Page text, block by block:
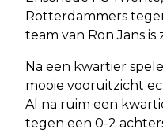
Rotterdammers
team van Ron Jans
Na een kwartier
mooie vooruitzicht
Al na ruim een
tegen een 0-2